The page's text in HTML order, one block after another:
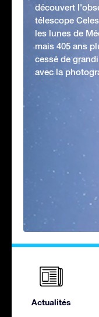
découvert
télescope
les lunes de
mais 405 ans
cessé de
avec la
Actualités